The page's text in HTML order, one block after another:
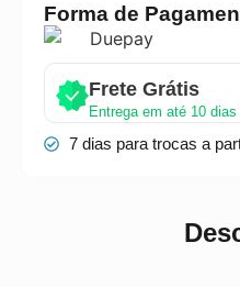
Forma de
Frete Grátis
Entrega em até 10 dias
7 dias para trocas a